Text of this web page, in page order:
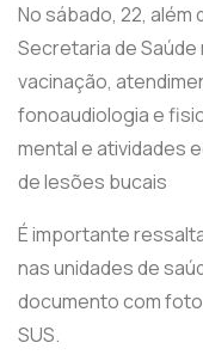
No sábado, 22, além
Secretaria de
vacinação,
fonoaudiologia e
mental e atividades
de lesões bucais
É importante
nas unidades de
documento com
SUS.